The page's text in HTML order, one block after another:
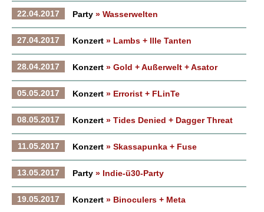
22.04.2017 Party » Wasserwelten
27.04.2017 Konzert » Lambs + Ille Tanten
28.04.2017 Konzert » Gold + Außerwelt + Asator
05.05.2017 Konzert » Errorist + FLinTe
08.05.2017 Konzert » Tides Denied + Dagger Threat
11.05.2017 Konzert » Skassapunka + Fuse
13.05.2017 Party » Indie-ü30-Party
19.05.2017 Konzert » Binoculers + Meta